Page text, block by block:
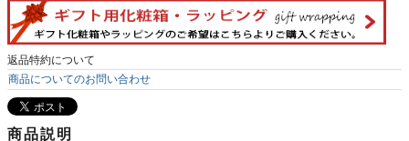
返品特約について
商品についてのお問い合わせ
商品説明